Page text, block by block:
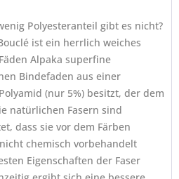
Polyesteranteil gibt es nicht?
ist ein herrlich weiches
Alpaka superfine
Bindefaden aus einer
(nur 5%) besitzt, der dem
natürlichen Fasern sind
dass sie vor dem Färben
chemisch vorbehandelt
Eigenschaften der Faser